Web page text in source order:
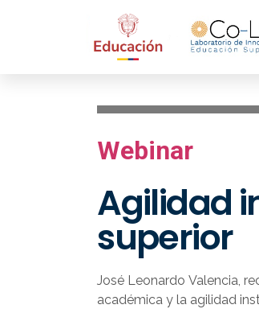
Webinar
Agilidad
superior
José Leonardo Valencia,
académica y la agilidad